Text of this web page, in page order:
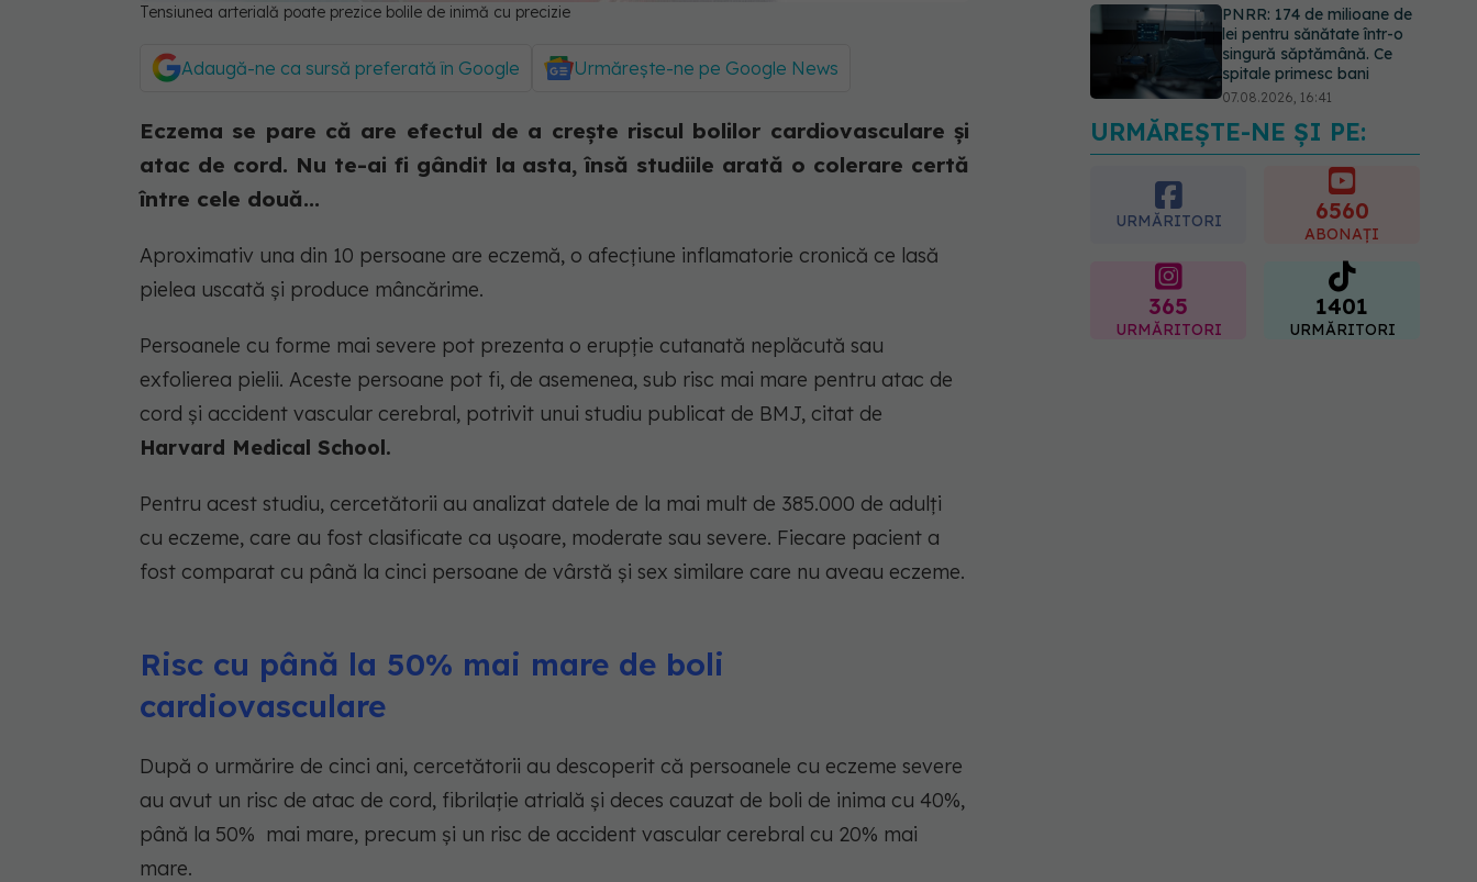
Tensiunea arterială poate prezice bolile de inimă cu precizie
Adaugă-ne ca sursă preferată în Google Urmărește-ne pe Google News
Eczema se pare că are efectul de a crește riscul bolilor cardiovasculare și
atac de cord. Nu te-ai fi gândit la asta, însă studiile arată o colerare certă
între cele două...
Aproximativ una din 10 persoane are eczemă, o afecțiune inflamatorie cronică ce lasă
pielea uscată și produce mâncărime.
Persoanele cu forme mai severe pot prezenta o erupție cutanată neplăcută sau
exfolierea pielii. Aceste persoane pot fi, de asemenea, sub risc mai mare pentru atac de
cord și accident vascular cerebral, potrivit unui studiu publicat de BMJ, citat de
Harvard Medical School.
Pentru acest studiu, cercetătorii au analizat datele de la mai mult de 385.000 de adulți
cu eczeme, care au fost clasificate ca ușoare, moderate sau severe. Fiecare pacient a
fost comparat cu până la cinci persoane de vârstă și sex similare care nu aveau eczeme.
Risc cu până la 50% mai mare de boli
cardiovasculare
După o urmărire de cinci ani, cercetătorii au descoperit că persoanele cu eczeme severe
au avut un risc de atac de cord, fibrilație atrială și deces cauzat de boli de inima cu 40%,
până la 50% mai mare, precum și un risc de accident vascular cerebral cu 20% mai
mare.
PNRR: 174 de milioane de
lei pentru sănătate într-o
singură săptămână. Ce
spitale primesc bani
07.08.2026, 16:41
Ce spune culoarea ta
preferată despre vârsta
pe care o ai. Care este
"codul cromatic" al
URMĂREȘTE-NE ȘI PE:
URMĂRITORI 6560
ABONAȚI
365
URMĂRITORI
1401
URMĂRITORI